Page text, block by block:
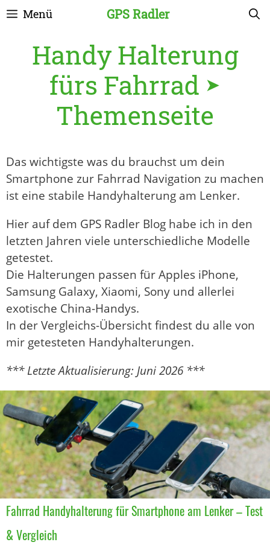
Zum
GPS Radler
Menü
Handy Halterung
fürs Fahrrad ➤
Themenseite
Das wichtigste was du brauchst um dein
Smartphone zur Fahrrad Navigation zu machen
ist eine stabile Handyhalterung am Lenker.
Hier auf dem GPS Radler Blog habe ich in den
letzten Jahren viele unterschiedliche Modelle
getestet.
Die Halterungen passen für Apples iPhone,
Samsung Galaxy, Xiaomi, Sony und allerlei
exotische China-Handys.
In der Vergleichs-Übersicht findest du alle von
mir getesteten Handyhalterungen.
*** Letzte Aktualisierung: Juni 2026 ***
Fahrrad Handyhalterung für Smartphone am Lenker – Test
& Vergleich